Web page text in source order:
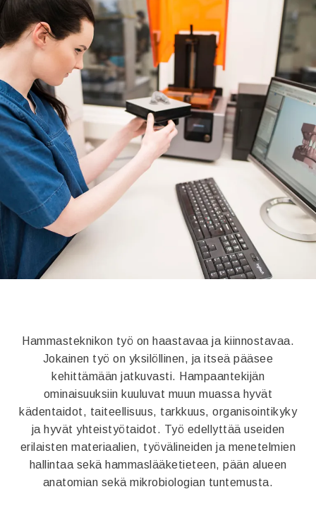
Hammasteknikon työ on haastavaa ja kiinnostavaa.
Jokainen työ on yksilöllinen, ja itseä pääsee
kehittämään jatkuvasti. Hampaantekijän
ominaisuuksiin kuuluvat muun muassa hyvät
kädentaidot, taiteellisuus, tarkkuus, organisointikyky
ja hyvät yhteistyötaidot. Työ edellyttää useiden
erilaisten materiaalien, työvälineiden ja menetelmien
hallintaa sekä hammaslääketieteen, pään alueen
anatomian sekä mikrobiologian tuntemusta.